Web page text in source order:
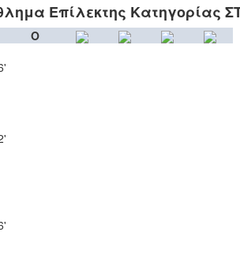
Επίλεκτης Κατηγορίας
O